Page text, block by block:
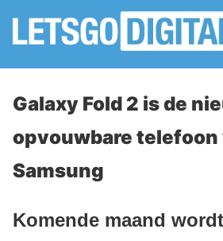
Galaxy Fold 2 is de
opvouwbare telefoon
Samsung
Komende maand